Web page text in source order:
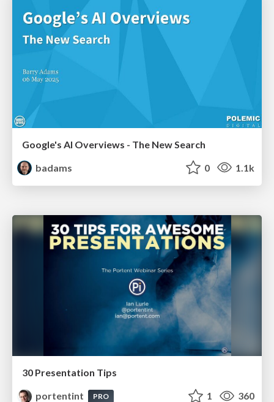
Google's AI Overviews - The New Search
badams
0 1.1k
30 Presentation Tips
portentint
PRO 1 360